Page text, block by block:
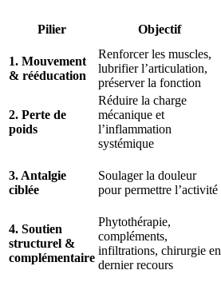
Pilier Objectif
1. Mouvement
& rééducation
Renforcer les muscles,
lubrifier l’articulation,
préserver la fonction
2. Perte de
poids
Réduire la charge
mécanique et
l’inflammation
systémique
3. Antalgie
ciblée
Soulager la douleur
pour permettre l’activité
4. Soutien
structurel &
complémentaire
Phytothérapie,
compléments,
infiltrations, chirurgie en
dernier recours